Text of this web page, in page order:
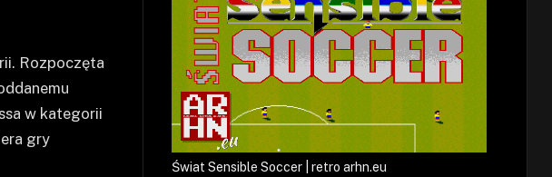
Rozpoczęta
w kategorii
gry
Świat Sensible Soccer | retro arhn.eu